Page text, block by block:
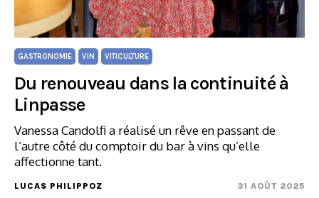
GASTRONOMIE VIN VITICULTURE
Du renouveau dans la continuité à
Linpasse
Vanessa Candolfi a réalisé un rêve en passant de
l’autre côté du comptoir du bar à vins qu’elle
affectionne tant.
LUCAS PHILIPPOZ 31 AOÛT 2025